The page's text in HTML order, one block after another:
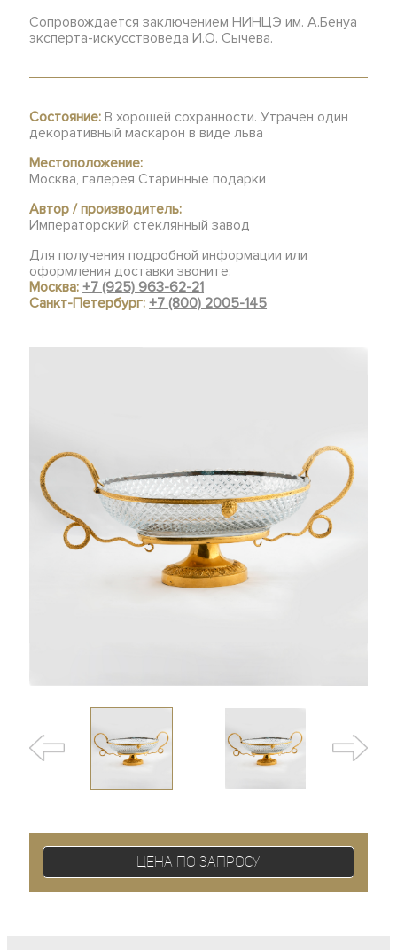
Сопровождается заключением НИНЦЭ им. А.Бенуа
эксперта-искусствоведа И.О. Сычева.
Состояние: В хорошей сохранности. Утрачен один
декоративный маскарон в виде льва
Местоположение:
Москва, галерея Старинные подарки
Автор / производитель:
Императорский стеклянный завод
Для получения подробной информации или
оформления доставки звоните:
Москва:+7 (925) 963-62-21
Санкт-Петербург:+7 (800) 2005-145
Цена по запросу